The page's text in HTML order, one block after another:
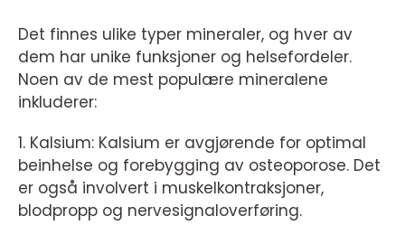
Det finnes ulike typer mineraler, og hver av
dem har unike funksjoner og helsefordeler.
Noen av de mest populære mineralene
inkluderer:
1. Kalsium: Kalsium er avgjørende for optimal
beinhelse og forebygging av osteoporose. Det
er også involvert i muskelkontraksjoner,
blodpropp og nervesignaloverføring.